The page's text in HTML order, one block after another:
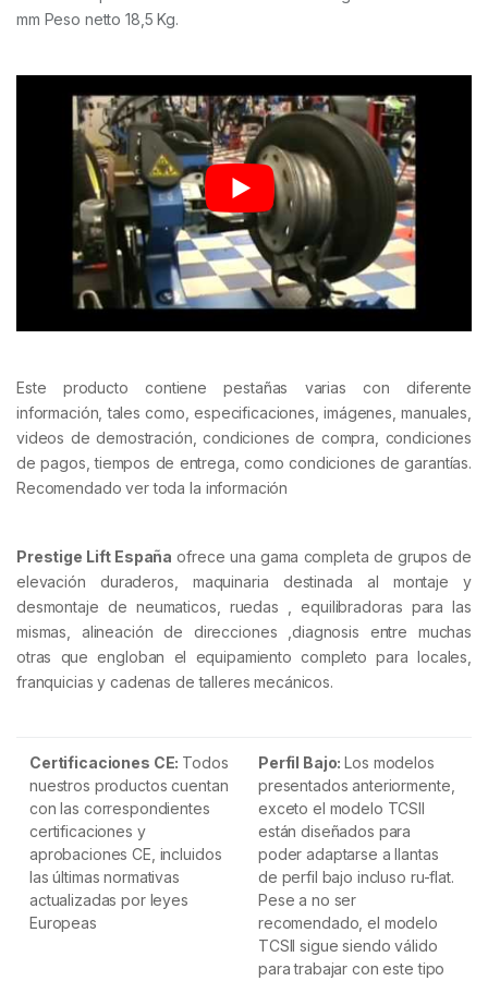
mm Peso netto 18,5 Kg.
Este producto contiene pestañas varias con diferente
información, tales como, especificaciones, imágenes, manuales,
videos de demostración, condiciones de compra, condiciones
de pagos, tiempos de entrega, como condiciones de garantías.
Recomendado ver toda la información
Prestige Lift España ofrece una gama completa de grupos de
elevación duraderos, maquinaria destinada al montaje y
desmontaje de neumaticos, ruedas , equilibradoras para las
mismas, alineación de direcciones ,diagnosis entre muchas
otras que engloban el equipamiento completo para locales,
franquicias y cadenas de talleres mecánicos.
Certificaciones CE: Todos
nuestros productos cuentan
con las correspondientes
certificaciones y
aprobaciones CE, incluidos
las últimas normativas
actualizadas por leyes
Europeas
Perfil Bajo: Los modelos
presentados anteriormente,
exceto el modelo TCSII
están diseñados para
poder adaptarse a llantas
de perfil bajo incluso ru-flat.
Pese a no ser
recomendado, el modelo
TCSII sigue siendo válido
para trabajar con este tipo